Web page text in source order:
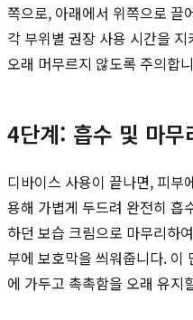
쪽으로, 아래에서 위쪽으로 끌
각 부위별 권장 사용 시간을
오래 머무르지 않도록 주의합
4단계: 흡수 및 마무
디바이스 사용이 끝나면, 피부
용해 가볍게 두드려 완전히 흡
하던 보습 크림으로 마무리하
부에 보호막을 씌워줍니다. 이
에 가두고 촉촉함을 오래 유지